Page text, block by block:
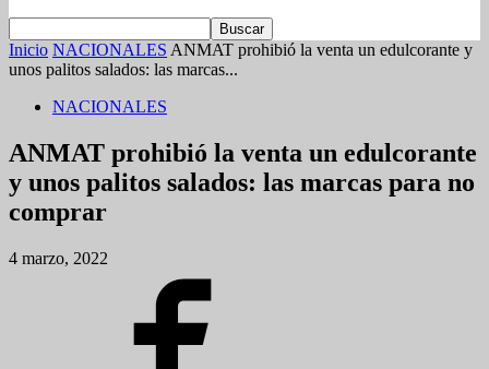
Inicio NACIONALES ANMAT prohibió la venta un edulcorante y
unos palitos salados: las marcas...
NACIONALES
ANMAT prohibió la venta un edulcorante
y unos palitos salados: las marcas para no
comprar
4 marzo, 2022